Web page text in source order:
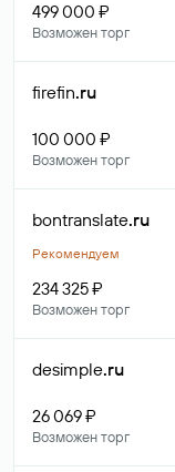
499 000 ₽
Возможен торг
firefin.ru
100 000 ₽
Возможен торг
bontranslate.ru
Рекомендуем
234 325 ₽
Возможен торг
desimple.ru
26 069 ₽
Возможен торг